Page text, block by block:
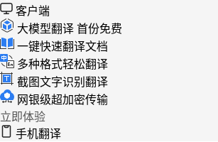
客户端
大模型翻译 首份免费
一键快速翻译文档
多种格式轻松翻译
截图文字识别翻译
网银级超加密传输
立即体验
手机翻译